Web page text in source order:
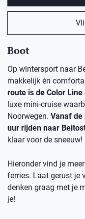
Boot
Op wintersport naar
makkelijk én
route is de Color
luxe mini-cruise
Noorwegen. Vanaf de
uur rijden naar
klaar voor de sneeuw!
Hieronder vind je
ferries. Laat gerust je
denken graag met je
je!